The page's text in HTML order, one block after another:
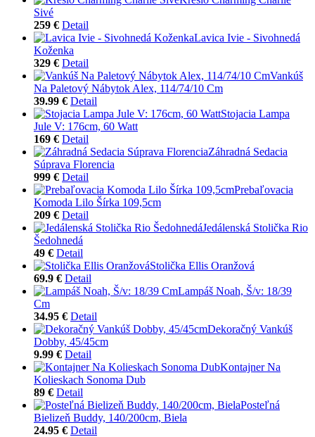
Sivé
259 € Detail
Lavica Ivie - Sivohnedá
Koženka
329 € Detail
Vankúš
Na Paletový Nábytok Alex, 114/74/10 Cm
39.99 € Detail
Stojacia Lampa
Jule V: 176cm, 60 Watt
169 € Detail
Záhradná Sedacia
Súprava Florencia
999 € Detail
Prebaľovacia
Komoda Lilo Šírka 109,5cm
209 € Detail
Jedálenská Stolička Rio
Šedohnedá
49 € Detail
Stolička Ellis Oranžová
69.9 € Detail
Lampáš Noah, Š/v: 18/39
Cm
34.95 € Detail
Dekoračný Vankúš
Dobby, 45/45cm
9.99 € Detail
Kontajner Na
Kolieskach Sonoma Dub
89 € Detail
Posteľná
Bielizeň Buddy, 140/200cm, Biela
24.95 € Detail